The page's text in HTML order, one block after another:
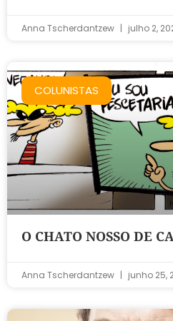
Anna Tscherdantzew julho 2,
COLUNISTAS
O CHATO NOSSO DE
Anna Tscherdantzew junho 25,